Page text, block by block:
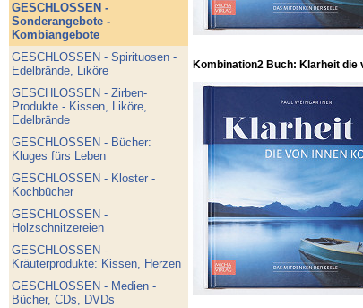
GESCHLOSSEN -
Sonderangebote -
Kombiangebote
GESCHLOSSEN - Spirituosen -
Edelbrände, Liköre
GESCHLOSSEN - Zirben-
Produkte - Kissen, Liköre,
Edelbrände
GESCHLOSSEN - Bücher:
Kluges fürs Leben
GESCHLOSSEN - Kloster -
Kochbücher
GESCHLOSSEN -
Holzschnitzereien
GESCHLOSSEN -
Kräuterprodukte: Kissen, Herzen
GESCHLOSSEN - Medien -
Bücher, CDs, DVDs
Kombination2 Buch: Klarheit die